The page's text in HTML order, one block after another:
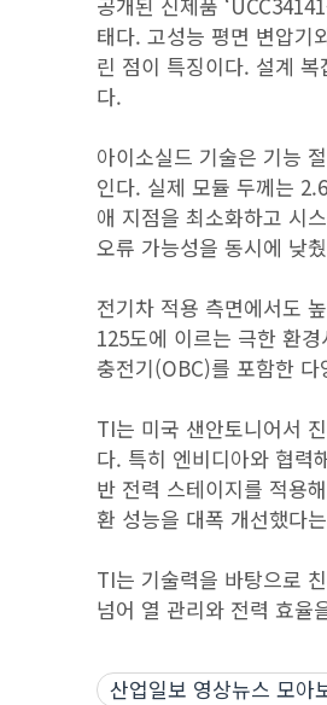
태다. 고성능 평면 변압기
린 점이 특징이다. 설계
다.
아이소실드 기술은 기능
인다. 실제 모듈 두께는
애 지점을 최소화하고 시
오류 가능성을 동시에 낮
전기차 적용 측면에서도
125도에 이르는 극한 환
충전기(OBC)를 포함한
TI는 미국 샌안토니어서
다. 특히 엔비디아와 협력
반 전력 스테이지를 적용
환 성능을 대폭 개선했다
TI는 기술력을 바탕으로
넘어 열 관리와 전력 효율
산업일보 영상뉴스 모아